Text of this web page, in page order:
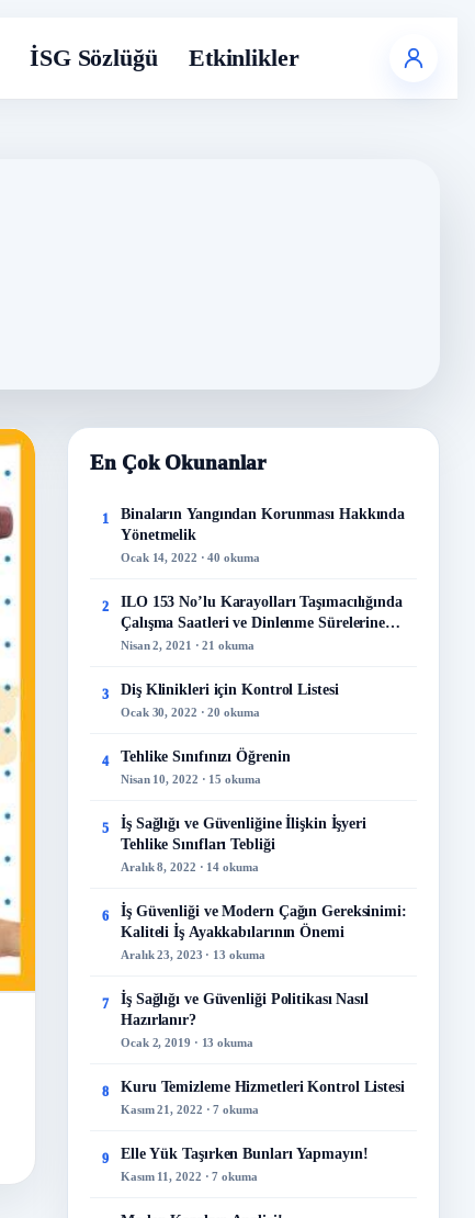
İSG Sözlüğü Etkinlikler
En Çok Okunanlar
1
Binaların Yangından Korunması Hakkında
Yönetmelik
Ocak 14, 2022 · 40 okuma
2
ILO 153 No’lu Karayolları Taşımacılığında
Çalışma Saatleri ve Dinlenme Sürelerine
İlişkin Sözleşme
Nisan 2, 2021 · 21 okuma
3 Diş Klinikleri için Kontrol Listesi
Ocak 30, 2022 · 20 okuma
4 Tehlike Sınıfınızı Öğrenin
Nisan 10, 2022 · 15 okuma
5
İş Sağlığı ve Güvenliğine İlişkin İşyeri
Tehlike Sınıfları Tebliği
Aralık 8, 2022 · 14 okuma
6
İş Güvenliği ve Modern Çağın Gereksinimi:
Kaliteli İş Ayakkabılarının Önemi
Aralık 23, 2023 · 13 okuma
7
İş Sağlığı ve Güvenliği Politikası Nasıl
Hazırlanır?
Ocak 2, 2019 · 13 okuma
8 Kuru Temizleme Hizmetleri Kontrol Listesi
Kasım 21, 2022 · 7 okuma
9 Elle Yük Taşırken Bunları Yapmayın!
Kasım 11, 2022 · 7 okuma